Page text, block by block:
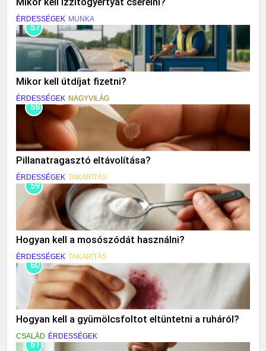
ÉRDESSÉGEK MUNKA
57
Mikor kell útdíjat fizetni?
ÉRDESSÉGEK NAGYVILÁG
58
Pillanatragasztó eltávolítása?
ÉRDESSÉGEK TAKARÍTÁS
59
Hogyan kell a mosószódát használni?
ÉRDESSÉGEK TAKARÍTÁS
60
Hogyan kell a gyümölcsfoltot eltüntetni a ruháról?
CSALÁD ÉRDESSÉGEK
61